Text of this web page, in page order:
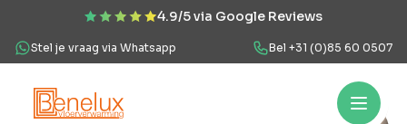
4.9/5 via Google Reviews
Stel je vraag via Whatsapp Bel +31 (0)85 60 0507